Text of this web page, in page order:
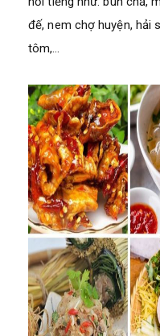
đế, nem chợ huyện, hải
tôm,…